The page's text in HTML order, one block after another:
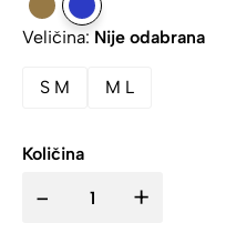
Veličina: Nije odabrana
S M M L
Količina
- +